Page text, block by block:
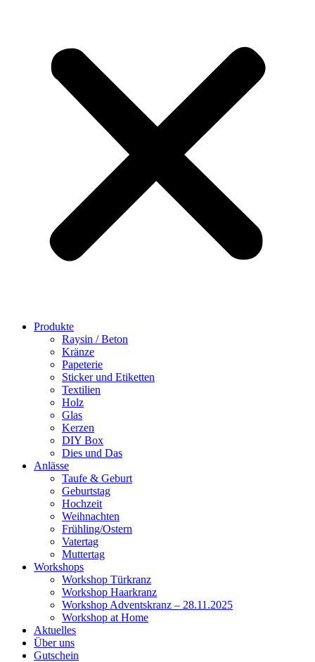
Produkte
Raysin / Beton
Kränze
Papeterie
Sticker und Etiketten
Textilien
Holz
Glas
Kerzen
DIY Box
Dies und Das
Anlässe
Taufe & Geburt
Geburtstag
Hochzeit
Weihnachten
Frühling/Ostern
Vatertag
Muttertag
Workshops
Workshop Türkranz
Workshop Haarkranz
Workshop Adventskranz – 28.11.2025
Workshop at Home
Aktuelles
Über uns
Gutschein